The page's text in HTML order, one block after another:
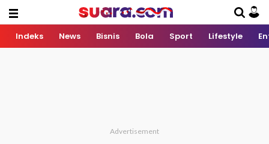
Indeks News Bisnis Bola Sport Lifestyle